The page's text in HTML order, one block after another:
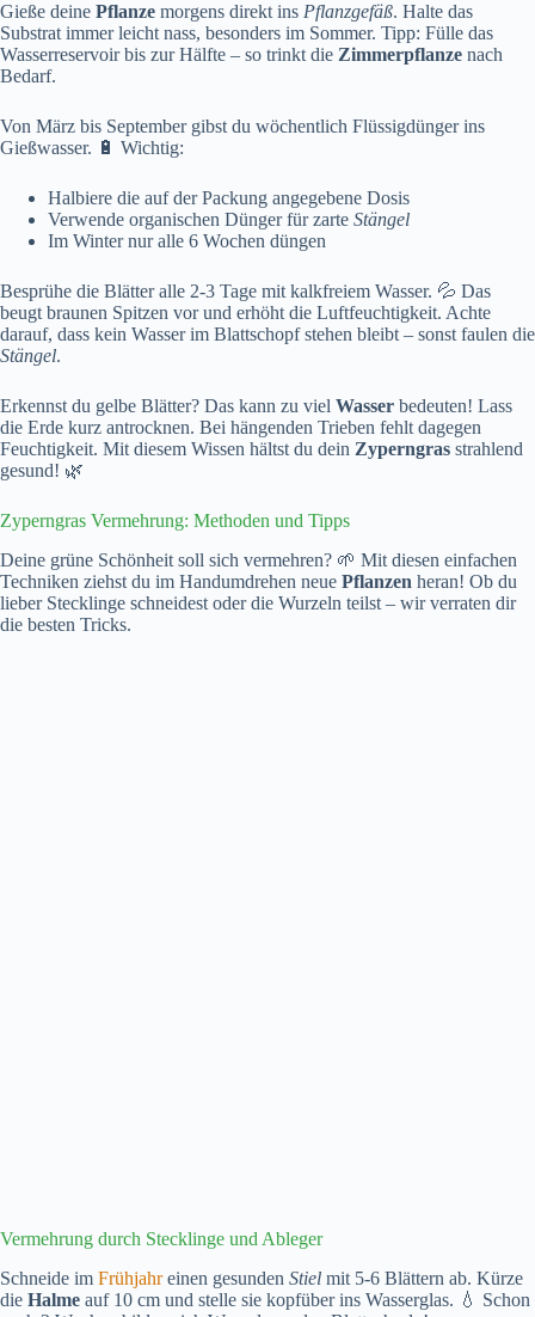
Gieße deine Pflanze morgens direkt ins Pflanzgefäß. Halte das
Substrat immer leicht nass, besonders im Sommer. Tipp: Fülle das
Wasserreservoir bis zur Hälfte – so trinkt die Zimmerpflanze nach
Bedarf.
Von März bis September gibst du wöchentlich Flüssigdünger ins
Gießwasser. 🔋 Wichtig:
Halbiere die auf der Packung angegebene Dosis
Verwende organischen Dünger für zarte Stängel
Im Winter nur alle 6 Wochen düngen
Besprühe die Blätter alle 2-3 Tage mit kalkfreiem Wasser. 💦 Das
beugt braunen Spitzen vor und erhöht die Luftfeuchtigkeit. Achte
darauf, dass kein Wasser im Blattschopf stehen bleibt – sonst faulen die
Stängel.
Erkennst du gelbe Blätter? Das kann zu viel Wasser bedeuten! Lass
die Erde kurz antrocknen. Bei hängenden Trieben fehlt dagegen
Feuchtigkeit. Mit diesem Wissen hältst du dein Zyperngras strahlend
gesund! 🌿
Zyperngras Vermehrung: Methoden und Tipps
Deine grüne Schönheit soll sich vermehren? 🌱 Mit diesen einfachen
Techniken ziehst du im Handumdrehen neue Pflanzen heran! Ob du
lieber Stecklinge schneidest oder die Wurzeln teilst – wir verraten dir
die besten Tricks.
Vermehrung durch Stecklinge und Ableger
Schneide im Frühjahreinen gesunden Stiel mit 5-6 Blättern ab. Kürze
die Halme auf 10 cm und stelle sie kopfüber ins Wasserglas. 💧 Schon